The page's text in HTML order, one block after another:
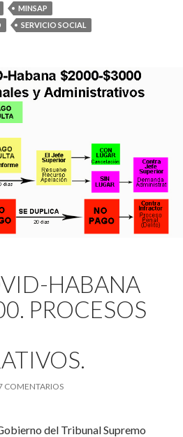
MINSAP
SERVICIO SOCIAL
HABANA
PROCESOS
COMENTARIOS
del Tribunal Supremo